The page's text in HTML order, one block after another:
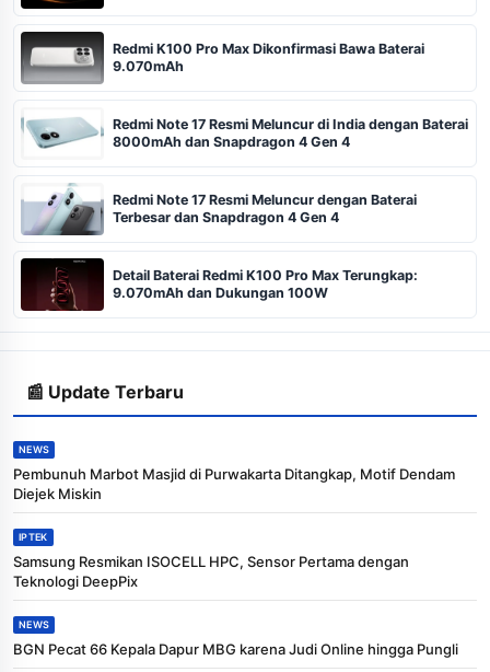
Redmi K100 Pro Max Dikonfirmasi Bawa Baterai
9.070mAh
Redmi Note 17 Resmi Meluncur di India dengan Baterai
8000mAh dan Snapdragon 4 Gen 4
Redmi Note 17 Resmi Meluncur dengan Baterai
Terbesar dan Snapdragon 4 Gen 4
Detail Baterai Redmi K100 Pro Max Terungkap:
9.070mAh dan Dukungan 100W
📰 Update Terbaru
NEWS
Pembunuh Marbot Masjid di Purwakarta Ditangkap, Motif Dendam
Diejek Miskin
IPTEK
Samsung Resmikan ISOCELL HPC, Sensor Pertama dengan
Teknologi DeepPix
NEWS
BGN Pecat 66 Kepala Dapur MBG karena Judi Online hingga Pungli